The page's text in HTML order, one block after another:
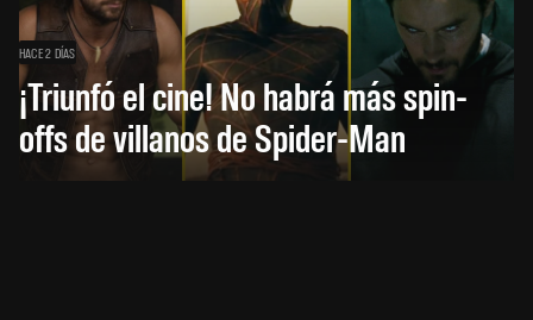
HACE 2 DÍAS
¡Triunfó el cine! No habrá más spin-
offs de villanos de Spider-Man